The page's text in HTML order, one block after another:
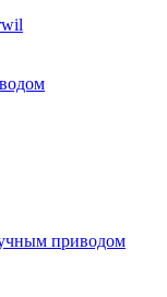
приводом